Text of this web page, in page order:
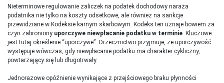
Nieterminowe regulowanie zaliczek na podatek dochodowy naraża
podatnika nie tylko na koszty odsetkowe, ale również na sankcje
przewidziane w Kodeksie karnym skarbowym. Kodeks ten uznaje bowiem za
czyn zabroniony uporczywe niewpłacanie podatku w terminie. Kluczowe
jest tutaj określenie “uporczywe”. Orzecznictwo przyjmuje, że uporczywość
występuje wówczas, gdy niewpłacanie podatku ma charakter cykliczny,
powtarzający się lub długotrwały.
Jednorazowe opóźnienie wynikające z przejściowego braku płynności